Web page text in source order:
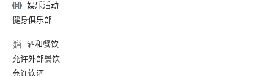
娱乐活动
健身俱乐部
酒和餐饮
允许外部餐饮
允许饮酒